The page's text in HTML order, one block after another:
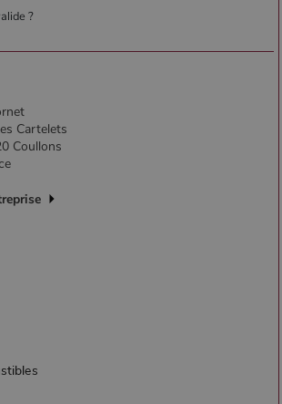
?
Cartelets
Coullons